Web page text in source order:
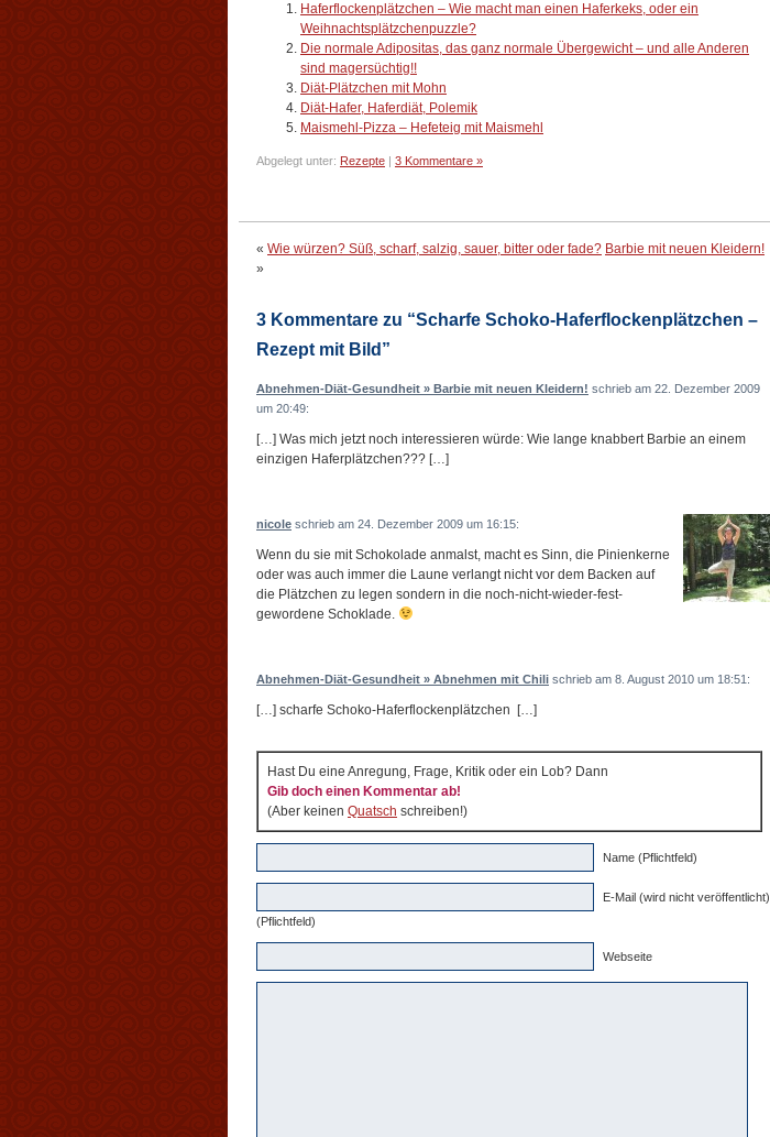
Haferflockenplätzchen – Wie macht man einen Haferkeks, oder ein
Weihnachtsplätzchenpuzzle?
Die normale Adipositas, das ganz normale Übergewicht – und alle Anderen
sind magersüchtig!!
Diät-Plätzchen mit Mohn
Diät-Hafer, Haferdiät, Polemik
Maismehl-Pizza – Hefeteig mit Maismehl
Abgelegt unter: Rezepte | 3 Kommentare »
« Wie würzen? Süß, scharf, salzig, sauer, bitter oder fade? Barbie mit neuen Kleidern!
»
3 Kommentare zu “Scharfe Schoko-Haferflockenplätzchen –
Rezept mit Bild”
Abnehmen-Diät-Gesundheit » Barbie mit neuen Kleidern! schrieb am 22. Dezember 2009
um 20:49:
[…] Was mich jetzt noch interessieren würde: Wie lange knabbert Barbie an einem
einzigen Haferplätzchen??? […]
nicole schrieb am 24. Dezember 2009 um 16:15:
Wenn du sie mit Schokolade anmalst, macht es Sinn, die Pinienkerne
oder was auch immer die Laune verlangt nicht vor dem Backen auf
die Plätzchen zu legen sondern in die noch-nicht-wieder-fest-
gewordene Schoklade.
Abnehmen-Diät-Gesundheit » Abnehmen mit Chili schrieb am 8. August 2010 um 18:51:
[…] scharfe Schoko-Haferflockenplätzchen […]
Hast Du eine Anregung, Frage, Kritik oder ein Lob? Dann
Gib doch einen Kommentar ab!
(Aber keinen Quatsch schreiben!)
Name (Pflichtfeld)
E-Mail (wird nicht veröffentlicht)
(Pflichtfeld)
Webseite